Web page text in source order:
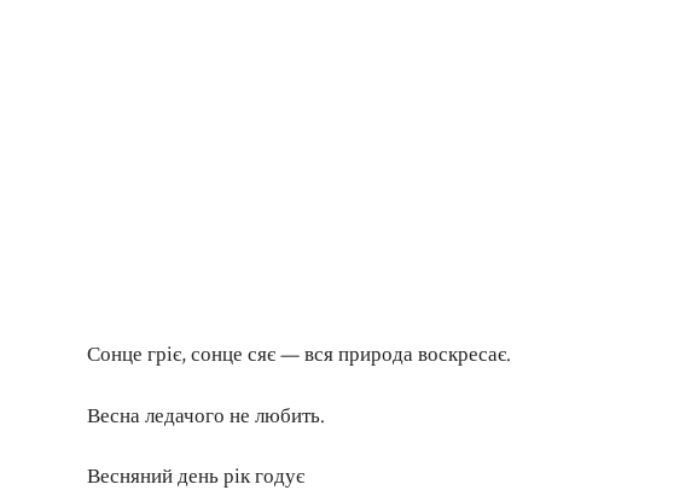
Сонце гріє, сонце сяє — вся природа воскресає.
Весна ледачого не любить.
Весняний день рік годує